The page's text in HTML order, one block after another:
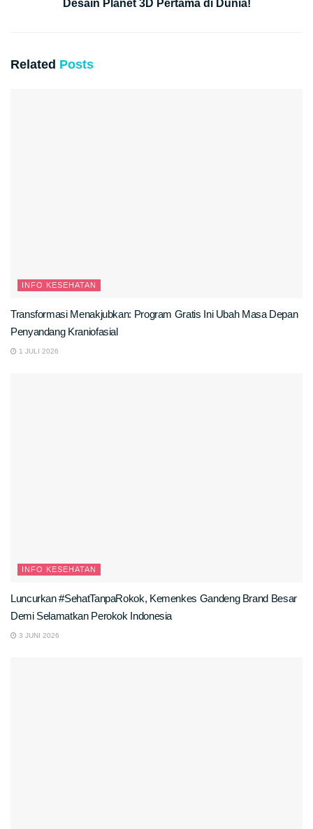
Desain Planet 3D Pertama di Dunia!
Related Posts
INFO KESEHATAN
Transformasi Menakjubkan: Program Gratis Ini Ubah Masa Depan
Penyandang Kraniofasial
1 JULI 2026
INFO KESEHATAN
Luncurkan #SehatTanpaRokok, Kemenkes Gandeng Brand Besar
Demi Selamatkan Perokok Indonesia
3 JUNI 2026